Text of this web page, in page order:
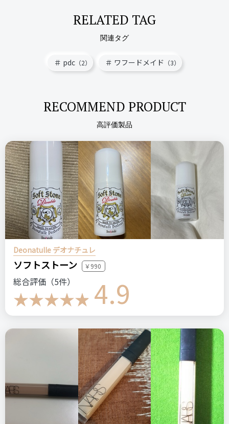
RELATED TAG
関連タグ
pdc （2） ワフードメイド （3）
RECOMMEND PRODUCT
高評価製品
Deonatulle デオナチュレ
ソフトストーン ￥990
総合評価（5件） 4.9